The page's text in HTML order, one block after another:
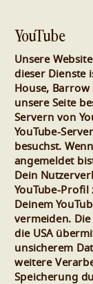
YouTube
Unsere
dieser Dienste
House,
unsere Seite
Servern von
YouTube-
besuchst.
angemeldet
Dein
YouTube-Profil
Deinem
vermeiden.
die USA
unsicherem
weitere
Speicherung